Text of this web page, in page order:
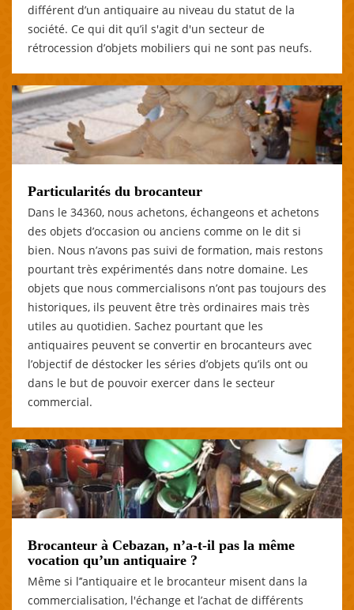
différent d’un antiquaire au niveau du statut de la
société. Ce qui dit qu’il s'agit d'un secteur de
rétrocession d’objets mobiliers qui ne sont pas neufs.
Particularités du brocanteur
Dans le 34360, nous achetons, échangeons et achetons
des objets d’occasion ou anciens comme on le dit si
bien. Nous n’avons pas suivi de formation, mais restons
pourtant très expérimentés dans notre domaine. Les
objets que nous commercialisons n’ont pas toujours des
historiques, ils peuvent être très ordinaires mais très
utiles au quotidien. Sachez pourtant que les
antiquaires peuvent se convertir en brocanteurs avec
l’objectif de déstocker les séries d’objets qu’ils ont ou
dans le but de pouvoir exercer dans le secteur
commercial.
Brocanteur à Cebazan, n’a-t-il pas la même
vocation qu’un antiquaire ?
Même si l’’antiquaire et le brocanteur misent dans la
commercialisation, l'échange et l’achat de différents